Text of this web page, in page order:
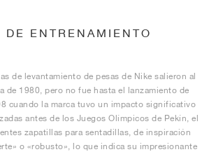
DE ENTRENAMIENTO
de levantamiento de pesas de Nike salieron al
de 1980, pero no fue hasta el lanzamiento de
cuando la marca tuvo un impacto significativo
antes de los Juegos Olímpicos de Pekín, el
zapatillas para sentadillas, de inspiración
o «robusto», lo que indica su impresionante